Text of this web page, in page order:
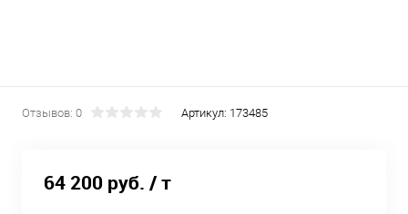
Отзывов: 0 Артикул: 173485
64 200 руб. / т